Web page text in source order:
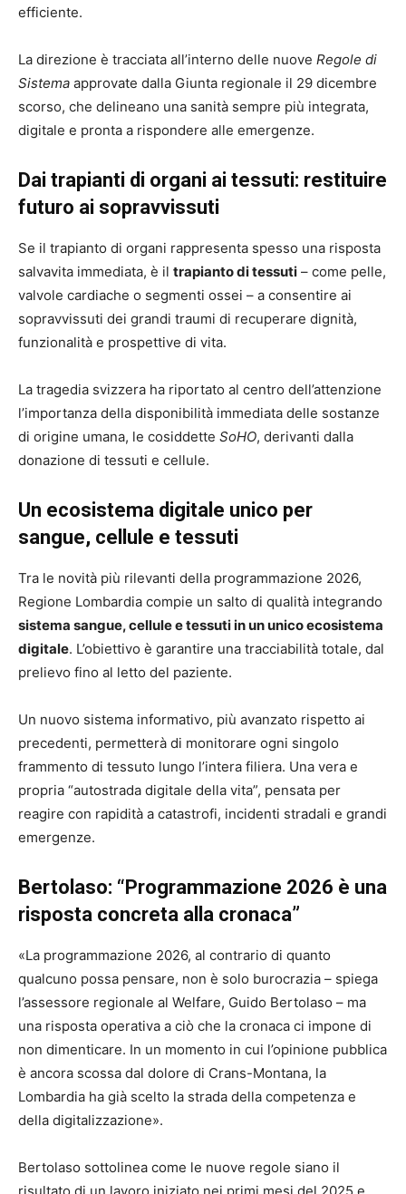
efficiente.
La direzione è tracciata all’interno delle nuove Regole di
Sistema approvate dalla Giunta regionale il 29 dicembre
scorso, che delineano una sanità sempre più integrata,
digitale e pronta a rispondere alle emergenze.
Dai trapianti di organi ai tessuti: restituire
futuro ai sopravvissuti
Se il trapianto di organi rappresenta spesso una risposta
salvavita immediata, è il trapianto di tessuti – come pelle,
valvole cardiache o segmenti ossei – a consentire ai
sopravvissuti dei grandi traumi di recuperare dignità,
funzionalità e prospettive di vita.
La tragedia svizzera ha riportato al centro dell’attenzione
l’importanza della disponibilità immediata delle sostanze
di origine umana, le cosiddette SoHO, derivanti dalla
donazione di tessuti e cellule.
Un ecosistema digitale unico per
sangue, cellule e tessuti
Tra le novità più rilevanti della programmazione 2026,
Regione Lombardia compie un salto di qualità integrando
sistema sangue, cellule e tessuti in un unico ecosistema
digitale. L’obiettivo è garantire una tracciabilità totale, dal
prelievo fino al letto del paziente.
Un nuovo sistema informativo, più avanzato rispetto ai
precedenti, permetterà di monitorare ogni singolo
frammento di tessuto lungo l’intera filiera. Una vera e
propria “autostrada digitale della vita”, pensata per
reagire con rapidità a catastrofi, incidenti stradali e grandi
emergenze.
Bertolaso: “Programmazione 2026 è una
risposta concreta alla cronaca”
«La programmazione 2026, al contrario di quanto
qualcuno possa pensare, non è solo burocrazia – spiega
l’assessore regionale al Welfare, Guido Bertolaso – ma
una risposta operativa a ciò che la cronaca ci impone di
non dimenticare. In un momento in cui l’opinione pubblica
è ancora scossa dal dolore di Crans-Montana, la
Lombardia ha già scelto la strada della competenza e
della digitalizzazione».
Bertolaso sottolinea come le nuove regole siano il